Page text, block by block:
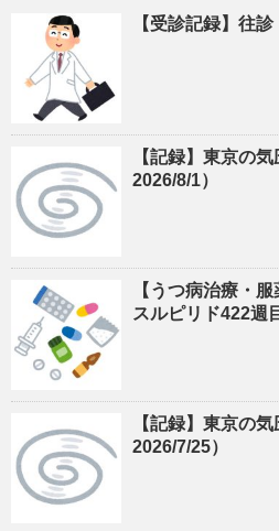
【受診記録】往診
【記録】東京の
2026/8/1）
【うつ病治療・
スルピリド422週
【記録】東京の
2026/7/25）